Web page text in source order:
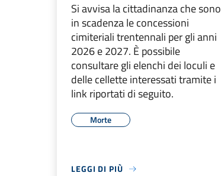
Si avvisa la cittadinanza che sono
in scadenza le concessioni
cimiteriali trentennali per gli anni
2026 e 2027. È possibile
consultare gli elenchi dei loculi e
delle cellette interessati tramite i
link riportati di seguito.
Morte
LEGGI DI PIÙ